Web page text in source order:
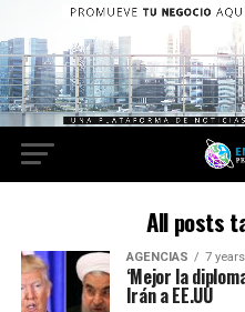
All posts
AGENCIAS 7
‘Mejor la
Irán a EE.UU